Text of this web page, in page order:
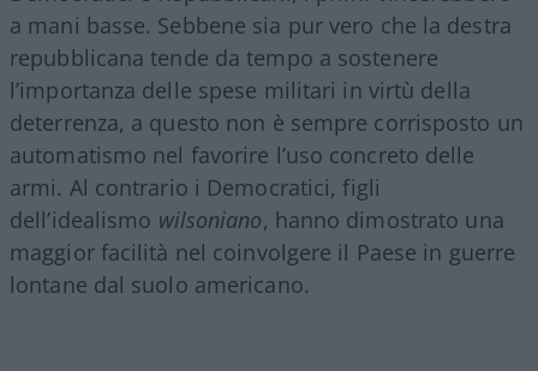
a mani basse. Sebbene sia pur vero che la destra
repubblicana tende da tempo a sostenere
l’importanza delle spese militari in virtù della
deterrenza, a questo non è sempre corrisposto un
automatismo nel favorire l’uso concreto delle
armi. Al contrario i Democratici, figli
dell’idealismo wilsoniano, hanno dimostrato una
maggior facilità nel coinvolgere il Paese in guerre
lontane dal suolo americano.